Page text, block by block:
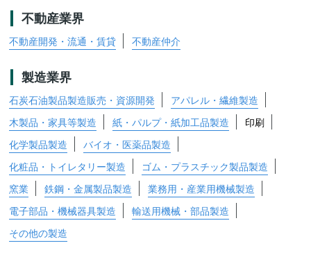
不動産業界
不動産開発・流通・賃貸 不動産仲介
製造業界
石炭石油製品製造販売・資源開発
アパレル・繊維製造
木製品・家具等製造
紙・パルプ・紙加工品製造
印刷
化学製品製造
バイオ・医薬品製造
化粧品・トイレタリー製造
ゴム・プラスチック製品製造
窯業
鉄鋼・金属製品製造
業務用・産業用機械製造
電子部品・機械器具製造
輸送用機械・部品製造
その他の製造